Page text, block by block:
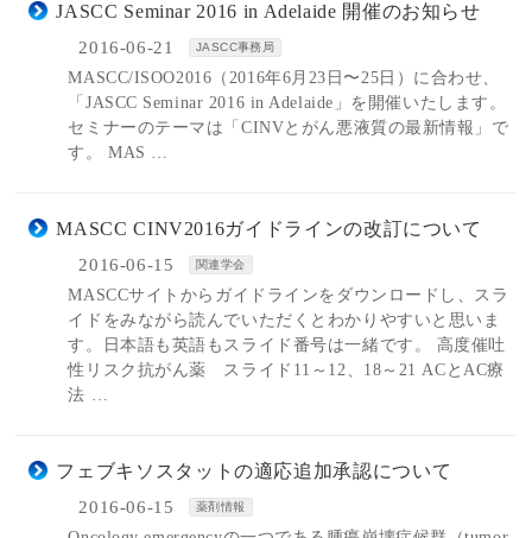
JASCC Seminar 2016 in Adelaide 開催のお知らせ
2016-06-21 JASCC事務局
MASCC/ISOO2016（2016年6月23日〜25日）に合わせ、
「JASCC Seminar 2016 in Adelaide」を開催いたします。
セミナーのテーマは「CINVとがん悪液質の最新情報」で
す。 MAS …
MASCC CINV2016ガイドラインの改訂について
2016-06-15 関連学会
MASCCサイトからガイドラインをダウンロードし、スラ
イドをみながら読んでいただくとわかりやすいと思いま
す。日本語も英語もスライド番号は一緒です。 高度催吐
性リスク抗がん薬 スライド11～12、18～21 ACとAC療
法 …
フェブキソスタットの適応追加承認について
2016-06-15 薬剤情報